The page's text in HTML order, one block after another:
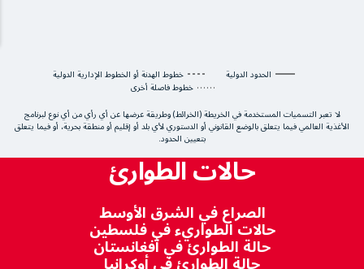
الحدود الدولية خطوط الهدنة أو الخطوط الإدارية الدولية
خطوط فاصلة أخرى
لا تعبر التسميات المستخدمة في الخريطة (الخرائط) وطريقة عرضها عن أي رأي من أي نوع لبرنامج
الأغذية العالمي فيما يتعلق بالوضع القانوني أو الدستوري لأي بلد أو إقليم أو منطقة بحرية، أو فيما يتعلق
بتعيين الحدود.
حالات الطوارئ
الصراع في الشرق الأوسط
حالات الطواريء في فلسطين
حالة الطوارئ في أفغانستان